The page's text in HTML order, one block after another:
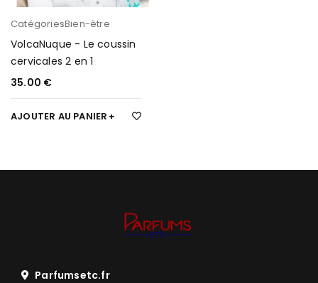
CatégoriesBien-être
VolcaNuque - Le coussin
cervicales 2 en 1
35.00 €
AJOUTER AU PANIER
Parfumsetc.fr